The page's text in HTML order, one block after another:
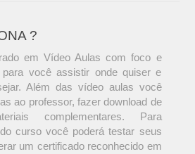
?
em Vídeo Aulas com foco e
para você assistir onde quiser e
Além das vídeo aulas você
ao professor, fazer download de
complementares. Para
curso você poderá testar seus
um certificado reconhecido em